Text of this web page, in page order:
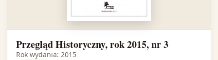
Przegląd Historyczny, rok 2015, nr 3
Rok wydania: 2015